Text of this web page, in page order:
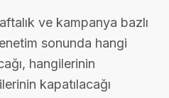
ve kampanya bazlı
sonunda hangi
hangilerinin
kapatılacağı